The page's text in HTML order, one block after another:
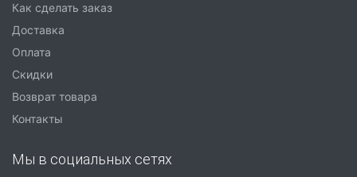
Как сделать заказ
Доставка
Оплата
Скидки
Возврат товара
Контакты
Мы в социальных сетях